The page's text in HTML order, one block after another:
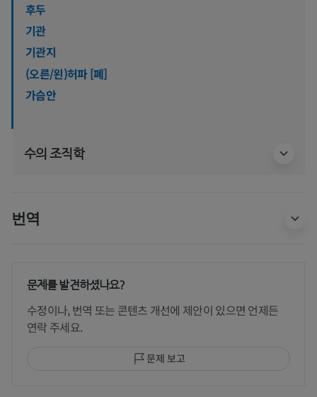
후두
기관
기관지
(오른/왼)허파 [폐]
가슴안
수의 조직학
번역
문제를 발견하셨나요?
수정이나, 번역 또는 콘텐츠 개선에 제안이 있으면 언제든
연락 주세요.
문제 보고